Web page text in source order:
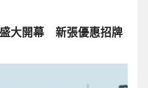
盛大開幕 新張優惠招牌